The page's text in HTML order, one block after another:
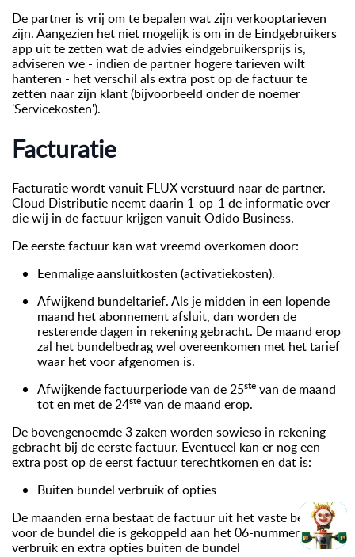
De partner is vrij om te bepalen wat zijn verkooptarieven
zijn. Aangezien het niet mogelijk is om in de Eindgebruikers
app uit te zetten wat de advies eindgebruikersprijs is,
adviseren we - indien de partner hogere tarieven wilt
hanteren - het verschil als extra post op de factuur te
zetten naar zijn klant (bijvoorbeeld onder de noemer
'Servicekosten').
Facturatie
Facturatie wordt vanuit FLUX verstuurd naar de partner.
Cloud Distributie neemt daarin 1-op-1 de informatie over
die wij in de factuur krijgen vanuit Odido Business.
De eerste factuur kan wat vreemd overkomen door:
Eenmalige aansluitkosten (activatiekosten).
Afwijkend bundeltarief. Als je midden in een lopende
maand het abonnement afsluit, dan worden de
resterende dagen in rekening gebracht. De maand erop
zal het bundelbedrag wel overeenkomen met het tarief
waar het voor afgenomen is.
Afwijkende factuurperiode van de 25ste van de maand
tot en met de 24ste van de maand erop.
De bovengenoemde 3 zaken worden sowieso in rekening
gebracht bij de eerste factuur. Eventueel kan er nog een
extra post op de eerst factuur terechtkomen en dat is:
Buiten bundel verbruik of opties
De maanden erna bestaat de factuur uit het vaste bedrag
voor de bundel die is gekoppeld aan het 06-nummer en het
verbruik en extra opties buiten de bundel